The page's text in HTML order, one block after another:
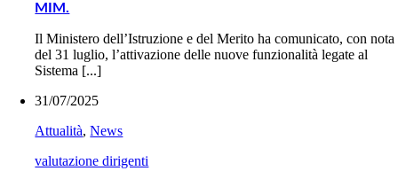
MIM.
Il Ministero dell’Istruzione e del Merito ha comunicato, con nota
del 31 luglio, l’attivazione delle nuove funzionalità legate al
Sistema [...]
31/07/2025
Attualità,News
valutazione dirigenti